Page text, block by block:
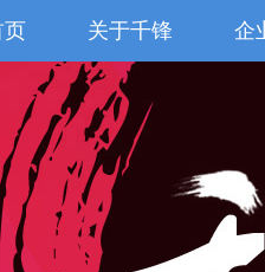
页 关于千锋 企